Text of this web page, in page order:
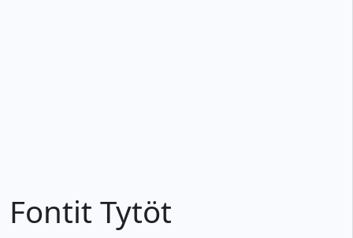
Fontit Tytöt